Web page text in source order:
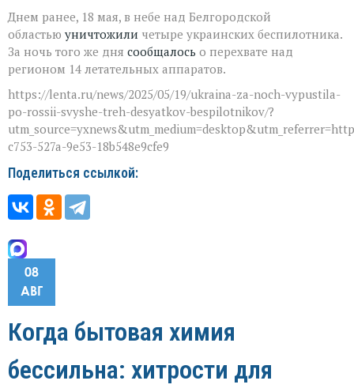
Днем ранее, 18 мая, в небе над Белгородской
областью уничтожили четыре украинских беспилотника.
За ночь того же дня сообщалось о перехвате над
регионом 14 летательных аппаратов.
https://lenta.ru/news/2025/05/19/ukraina-za-noch-vypustila-
po-rossii-svyshe-treh-desyatkov-bespilotnikov/?
c753-527a-9e53-18b548e9cfe9
Поделиться ссылкой:
08
АВГ
Когда бытовая химия
бессильна: хитрости для